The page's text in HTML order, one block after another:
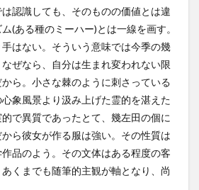
認識しても、そのものの価値とは違
(ある種のミーハー)とは一線を画す。
はない。そういう意味では今季の幾
ぜなら、自分は生まれ変われない限
ら。小さな棘のように刺さっている
象風景より汲み上げた霊的を湛えた
で異質であったとて、幾左田の個に
ら彼女が作る服は強い。その性質は
品のよう。その文体はある程度の客
くまでも随筆的主観が軸となり、尚